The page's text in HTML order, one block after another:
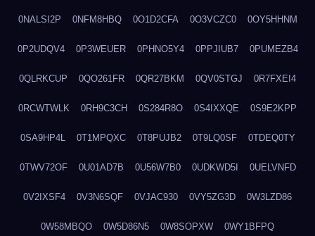
0NALSI2P 0NFM8HBQ 0O1D2CFA 0O3VCZC0 0OY5HHNM
0P2UDQV4 0P3WEUER 0PHNO5Y4 0PPJIUB7 0PUMEZB4
0QLRKCUP 0QO261FR 0QR27BKM 0QV0STGJ 0R7FXEI4
0RCWTWLK 0RH9C3CH 0S284R8O 0S4IXXQE 0S9E2KPP
0SA9HP4L 0T1MPQXC 0T8PUJB2 0T9LQ0SF 0TDEQ0TY
0TWV72OF 0U01AD7B 0U56W7B0 0UDKWD5I 0UELVNFD
0V2IXSF4 0V3N6SQF 0VJAC930 0VY5ZG3D 0W3LZD86
0W58MBQO 0W5D86N5 0W8SOPXW 0WY1BFPQ